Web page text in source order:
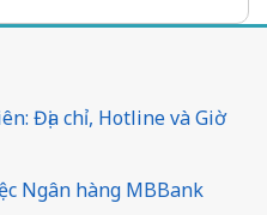
Địa chỉ, Hotline và Giờ
Ngân hàng MBBank